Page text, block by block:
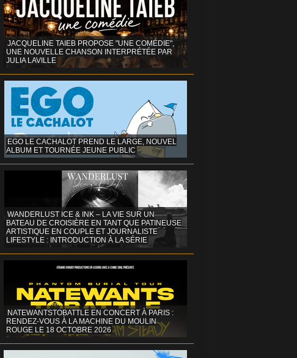
JACQUELINE TAIEB PROPOSE "UNE COMÉDIE",
UNE NOUVELLE CHANSON INTERPRÉTÉE PAR
JULIA LAVILLE
EGO LE CACHALOT PREND LE LARGE, NOUVEL
ALBUM ET TOURNÉE JEUNE PUBLIC
WANDERLUST ICE & INK – LA VIE SUR UN
BATEAU DE CROISIÈRE EN TANT QUE PATINEUSE
ARTISTIQUE EN COUPLE ET JOURNALISTE
LIFESTYLE : INTRODUCTION À LA SÉRIE
NATEWANTSTOBATTLE EN CONCERT À PARIS :
RENDEZ-VOUS À LA MACHINE DU MOULIN
ROUGE LE 18 OCTOBRE 2026